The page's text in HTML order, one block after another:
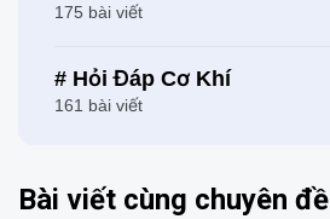
175 bài viết
# Hỏi Đáp Cơ Khí
161 bài viết
Bài viết cùng chuyên đề